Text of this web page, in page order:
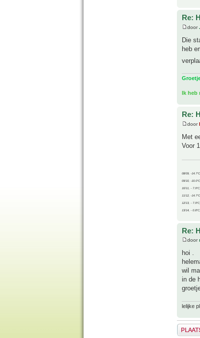
Re:
door
Die
heb
Ik
Re:
door
Met
Voor
08/09, -
09/10, -
10/11, -
11/12, -
12/13, -
13/14, -
Re:
door
hoi .
wil
in de
lelijke
Plaats